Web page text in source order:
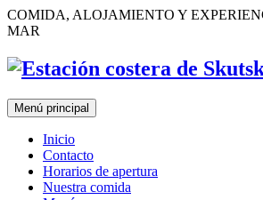
Saltar
al
COMIDA, ALOJAMIENTO Y
MAR
Menú principal
Inicio
Contacto
Horarios de apertura
Nuestra comida